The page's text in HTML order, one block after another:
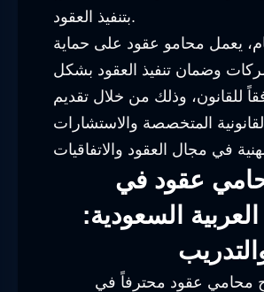
بتنفيذ العقود.
يعمل محامو عقود على حماية
وضمان تنفيذ العقود بشكل
للقانون، وذلك من خلال تقديم
المتخصصة والاستشارات
عقود في
العربية السعودية:
محامي عقود محترفاً في